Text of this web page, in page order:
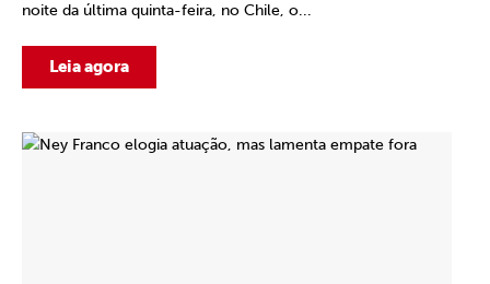
noite da última quinta-feira, no Chile, o...
Leia agora